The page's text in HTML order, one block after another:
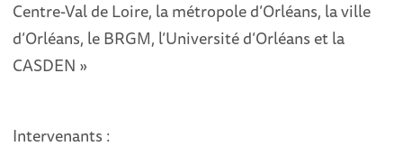
Centre-Val de Loire, la métropole d’Orléans, la ville
d’Orléans, le BRGM, l’Université d’Orléans et la
CASDEN »
Intervenants :